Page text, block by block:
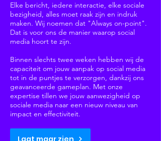
Elke bericht, iedere interactie, elke sociale
bezigheid, alles moet raak zijn en indruk
maken. Wij noemen dat "Always on-point".
Dat is voor ons de manier waarop social
media hoort te zijn.
Binnen slechts twee weken hebben wij de
capaciteit om jouw aanpak op social media
tot in de puntjes te verzorgen, dankzij ons
geavanceerde gameplan. Met onze
expertise tillen we jouw aanwezigheid op
sociale media naar een nieuw niveau van
impact en effectiviteit.
Laat maar zien